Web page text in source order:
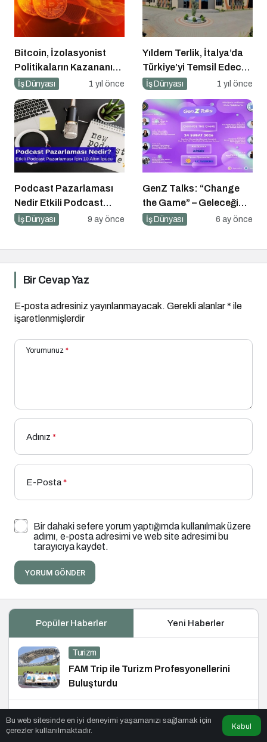
Bitcoin, İzolasyonist
Politikaların Kazananı
Olabilir
İş Dünyası 1 yıl önce
Yıldem Terlik, İtalya’da
Türkiye’yi Temsil Edecek
Gaziantepli yerli üretici,
fuarında boy
gösterecek
İş Dünyası 1 yıl önce
Podcast Pazarlaması
Nedir Etkili Podcast
Pazarlaması için 10
İş Dünyası 9 ay önce
GenZ Talks: “Change
the Game” – Geleceği
Tasarlayanlar Sahne
İş Dünyası 6 ay önce
Bir Cevap Yaz
E-posta adresiniz yayınlanmayacak. Gerekli alanlar* ile
işaretlenmişlerdir
Yorumunuz *
Adınız *
E-Posta*
Bir dahaki sefere yorum yaptığımda kullanılmak üzere
adımı, e-posta adresimi ve web site adresimi bu
tarayıcıya kaydet.
YORUM GÖNDER
Popüler Haberler Yeni Haberler
Turizm
FAM Trip ile Turizm Profesyonellerini
Buluşturdu
İş Dünyası
Z Kuşağı Kadınların %88’i Girişimci
Bu web sitesinde en iyi deneyimi yaşamanızı sağlamak için
çerezler kullanılmaktadır.
Kabul